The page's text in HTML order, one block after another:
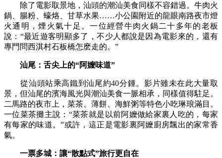
除了電影取景地，汕頭的潮汕美食同樣不容錯過。牛肉火
鍋、腸粉、蠔烙、甘草水果……小公園附近的龍眼南路夜市燈
火通明，煙火氣十足。一位經營牛肉火鍋二十多年的老板
說：“最近遊客明顯多了，不少人都說是因為電影來的，還有
專門問西淇村石板橋怎麽走的。”
汕尾：舌尖上的“阿嬤味道”
從汕頭站乘高鐵到汕尾約40分鍾。影片雖未在此大量取
景，但汕尾的濱海風光與潮汕美食一脈相承，同樣值得駐足。
二馬路的夜市上，菜茶、薄餅、海鮮粥等特色小吃琳琅滿目。
一位菜茶攤主說：“菜茶就是以前阿嬤做給家裏人吃的，每家
有每家的味道。”或許，這正是電影裏阿嬤廚房飄出的家常香
氣。
一票多城：讓“散點式”旅行更自在